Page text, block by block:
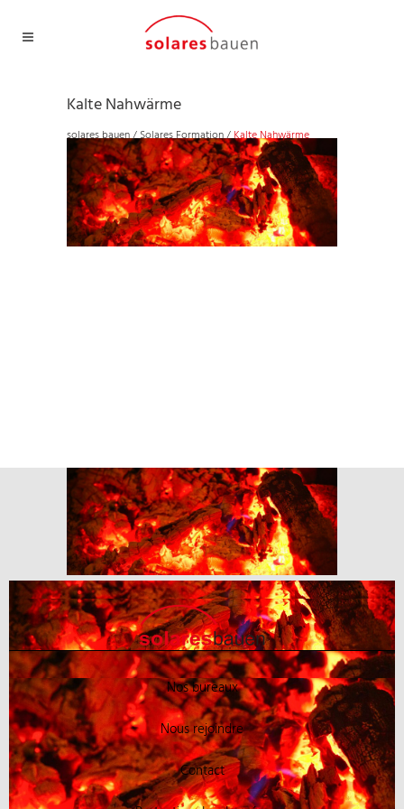
Kalte Nahwärme
solares bauen/Solares Formation/Kalte Nahwärme
Nos bureaux
Nous rejoindre
Contact